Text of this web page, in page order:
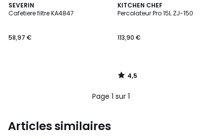
SEVERIN
Cafetiere filtre KA4847
58,97 €
KITCHEN CHEF
Percolateur Pro 15L ZJ-150
113,90 €
4,5
/ 5
4,5
/
Page 1 sur 1
Articles similaires